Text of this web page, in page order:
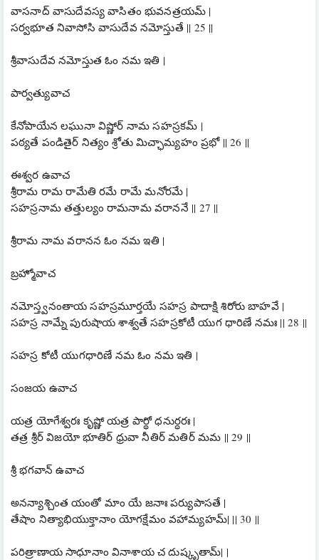
వాసనాద్ వాసుదేవస్య వాసితం భువనత్రయమ్ |
సర్వభూత నివాసోసి వాసుదేవ నమోస్తుతే || 25 ||
శ్రీవాసుదేవ నమోస్తుత ఓం నమ ఇతి |
పార్వత్యువాచ
కేనోపాయేన లఘునా విష్ణోర్ నామ సహస్రకమ్ |
పఠ్యతే పండితైర్ నిత్యం శ్రోతు మిచ్ఛామ్యహం ప్రభో || 26 ||
ఈశ్వర ఉవాచ
శ్రీరామ రామ రామేతి రమే రామే మనోరమే |
సహస్రనామ తత్తుల్యం రామనామ వరాననే || 27 ||
శ్రీరామ నామ వరానన ఓం నమ ఇతి |
బ్రహ్మోవాచ
నమోస్త్వనంతాయ సహస్రమూర్తయే సహస్ర పాదాక్షి శిరోరు బాహవే |
సహస్ర నామ్నే పురుషాయ శాశ్వతే సహస్రకోటీ యుగ ధారిణే నమః || 28 ||
సహస్ర కోటీ యుగధారిణే నమ ఓం నమ ఇతి |
సంజయ ఉవాచ
యత్ర యోగేశ్వరః కృష్ణో యత్ర పార్థో ధనుర్ధరః |
తత్ర శ్రీర్ విజయో భూతిర్ ధ్రువా నీతిర్ మతిర్ మమ || 29 ||
శ్రీ భగవాన్ ఉవాచ
అనన్యాశ్చింత యంతో మాం యే జనాః పర్యుపాసతే |
తేషాం నిత్యాభియుక్తానాం యోగక్షేమం వహామ్యహమ్| || 30 ||
పరిత్రాణాయ సాధూనాం వినాశాయ చ దుష్కృతామ్| |